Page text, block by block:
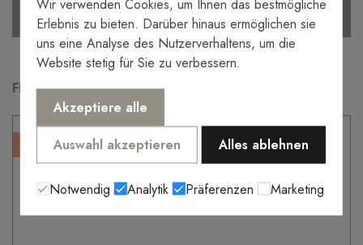
Senden
FEATURED PROPERTY FOR SALE
Sole agency
Wir verwenden Cookies, um Ihnen das bestmögliche
Erlebnis zu bieten. Darüber hinaus ermöglichen sie
uns eine Analyse des Nutzerverhaltens, um die
Website stetig für Sie zu verbessern.
Akzeptiere alle
Auswahl akzeptieren
Alles ablehnen
Notwendig Analytik Präferenzen Marketing